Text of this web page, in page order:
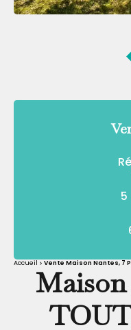
5
Accueil Vente Maison Nantes, 7